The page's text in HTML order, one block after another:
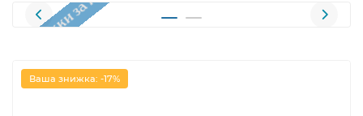
Ваша знижка: -17%